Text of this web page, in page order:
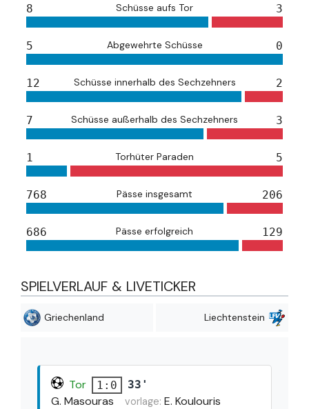
8 Schüsse aufs Tor 3
5 Abgewehrte Schüsse 0
12 Schüsse innerhalb des Sechzehners 2
7 Schüsse außerhalb des Sechzehners 3
1 Torhüter Paraden 5
768 Pässe insgesamt 206
686 Pässe erfolgreich 129
SPIELVERLAUF & LIVETICKER
Griechenland Liechtenstein
Tor 1:0 33'
G. Masouras vorlage: E. Koulouris